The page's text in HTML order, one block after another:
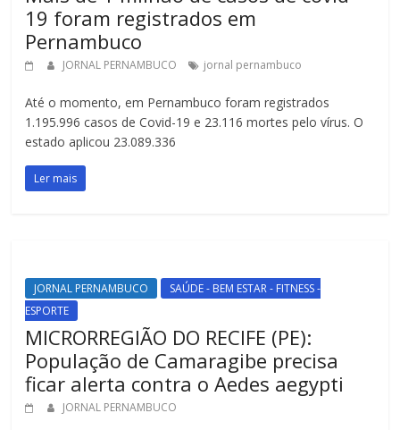
19 foram registrados em
Pernambuco
JORNAL PERNAMBUCO jornal pernambuco
Até o momento, em Pernambuco foram registrados
1.195.996 casos de Covid-19 e 23.116 mortes pelo vírus. O
estado aplicou 23.089.336
Ler mais
JORNAL PERNAMBUCO
SAÚDE - BEM ESTAR - FITNESS -
ESPORTE
MICRORREGIÃO DO RECIFE (PE):
População de Camaragibe precisa
ficar alerta contra o Aedes aegypti
JORNAL PERNAMBUCO